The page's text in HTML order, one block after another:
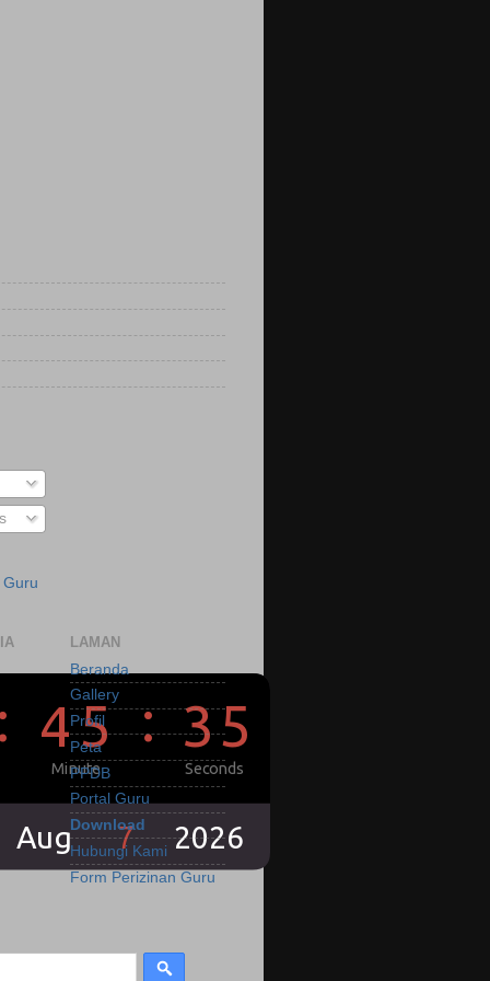
Guru
LAMAN
Beranda
Gallery
Profil
Peta
PPDB
Portal Guru
Download
Hubungi Kami
Form Perizinan Guru